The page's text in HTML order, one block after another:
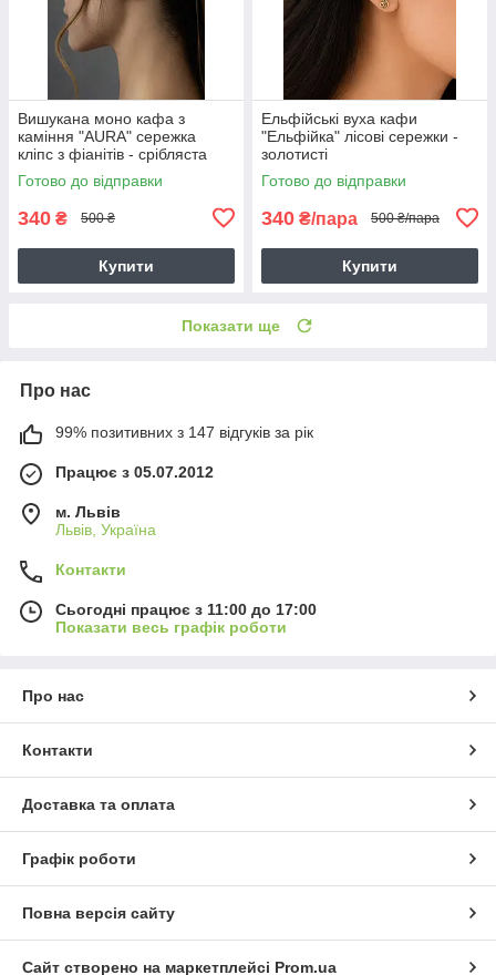
Вишукана моно кафа з
каміння "AURA" сережка
кліпс з фіанітів - срібляста
Готово до відправки
340 ₴ 500 ₴
Купити
Ельфійські вуха кафи
"Ельфійка" лісові сережки -
золотисті
Готово до відправки
340 ₴/пара 500 ₴/пара
Купити
Показати ще
Про нас
99% позитивних з 147 відгуків за рік
Працює з 05.07.2012
м. Львів
Львів, Україна
Контакти
Сьогодні працює з 11:00 до 17:00
Показати весь графік роботи
Про нас
Контакти
Доставка та оплата
Графік роботи
Повна версія сайту
Сайт створено на маркетплейсі Prom.ua